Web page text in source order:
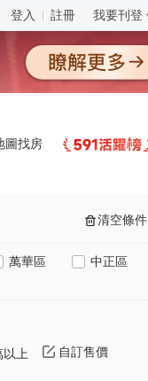
登入 註冊 我要刊登
圖找房
清空條件
萬華區 中正區
上 自訂售價